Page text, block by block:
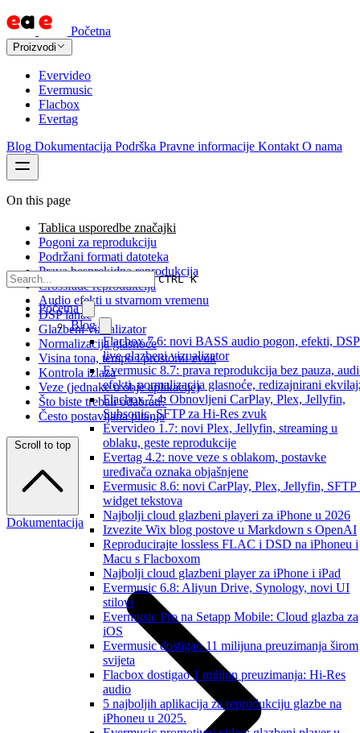
Početna
Proizvodi
Evervideo
Evermusic
Flacbox
Evertag
Blog Dokumentacija Podrška Pravne informacije Kontakt O nama
CTRL K
Početna
Blog
Flacbox 7.6: novi BASS audio pogon, efekti,
live glazbeni vizualizator
Evermusic 8.7: prava reprodukcija bez pauza,
efekti, normalizacija glasnoće, redizajnirani
Flacbox 7.4: Obnovljeni CarPlay, Plex, Jellyfin,
Subsonic, SFTP za Hi-Res zvuk
Evervideo 1.7: novi Plex, Jellyfin, streaming u
oblaku, geste reprodukcije
Evertag 4.2: nove veze s oblakom, postavke
uređivača oznaka objašnjene
Evermusic 8.6: novi CarPlay, Plex, Jellyfin, SFTP
widget tekstova
Najbolji cloud glazbeni playeri za iPhone u 2026
Izvezite Wix blog postove u Markdown s OpenAI
Reproducirajte lossless FLAC i DSD na iPhoneu i
Macu s Flacboxom
Najbolji cloud glazbeni player za iPhone i iPad
Evermusic 6.8: Aliyun Drive, Synology, novi UI
stilovi
Evermusic Pro na Setapp Mobile: Cloud glazba za
iOS
Evermusic dostigao 11 milijuna preuzimanja širom
svijeta
Flacbox dostigao 1 milijun preuzimanja: Hi-Res
audio
5 najboljih aplikacija za reprodukciju glazbe na
iPhoneu u 2025.
On this page
Tablica usporedbe značajki
Pogoni za reprodukciju
Podržani formati datoteka
Prava besprekidna reprodukcija
Crossfade reprodukcija
Audio efekti u stvarnom vremenu
DSP lanac
Glazbeni vizualizator
Normalizacija glasnoće
Visina tona, tempo i prostorni zvuk
Kontrola izlaza
Veze (jednake u obje aplikacije)
Što biste trebali odabrati?
Često postavljana pitanja
Scroll to top
Dokumentacija